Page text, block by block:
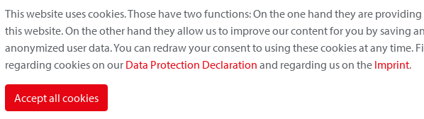
This website uses cookies. Those have two functions: On the one hand they are
this website. On the other hand they allow us to improve our content for you by saving
anonymized user data. You can redraw your consent to using these cookies at any time.
regarding cookies on our Data Protection Declaration and regarding us on the Imprint.
Accept all cookies